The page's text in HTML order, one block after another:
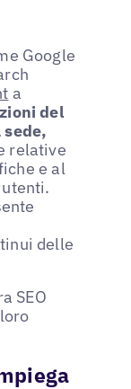
Google
a
del
relative
e al
delle
SEO